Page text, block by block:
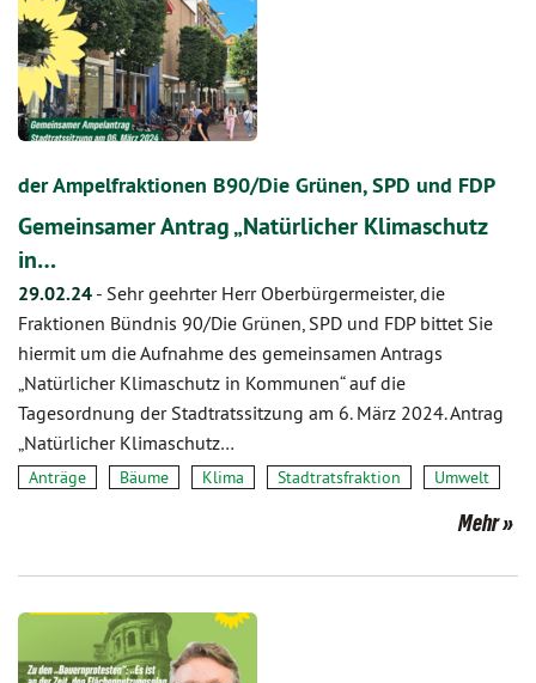
der Ampelfraktionen B90/Die Grünen, SPD und FDP
Gemeinsamer Antrag „Natürlicher Klimaschutz
in…
29.02.24 - Sehr geehrter Herr Oberbürgermeister, die
Fraktionen Bündnis 90/Die Grünen, SPD und FDP bittet Sie
hiermit um die Aufnahme des gemeinsamen Antrags
„Natürlicher Klimaschutz in Kommunen“ auf die
Tagesordnung der Stadtratssitzung am 6. März 2024. Antrag
„Natürlicher Klimaschutz…
Anträge Bäume Klima Stadtratsfraktion Umwelt
Mehr